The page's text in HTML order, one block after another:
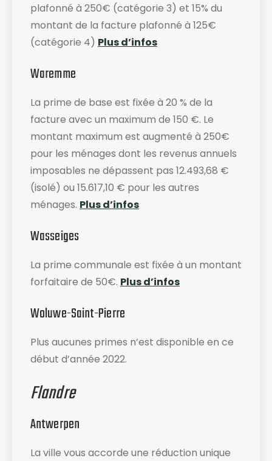
plafonné à 250€ (catégorie 3) et 15% du
montant de la facture plafonné à 125€
(catégorie 4) Plus d’infos
Waremme
La prime de base est fixée à 20 % de la
facture avec un maximum de 150 €. Le
montant maximum est augmenté à 250€
pour les ménages dont les revenus annuels
imposables ne dépassent pas 12.493,68 €
(isolé) ou 15.617,10 € pour les autres
ménages. Plus d’infos
Wasseiges
La prime communale est fixée à un montant
forfaitaire de 50€. Plus d’infos
Woluwe-Saint-Pierre
Plus aucunes primes n’est disponible en ce
début d’année 2022.
Flandre
Antwerpen
La ville vous accorde une réduction unique